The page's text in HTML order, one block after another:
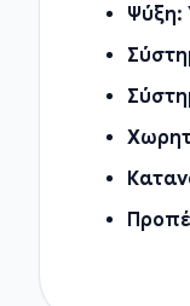
Ψύξη: